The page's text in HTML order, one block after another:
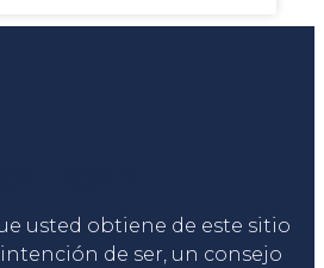
usted obtiene de este sitio
de ser, un consejo